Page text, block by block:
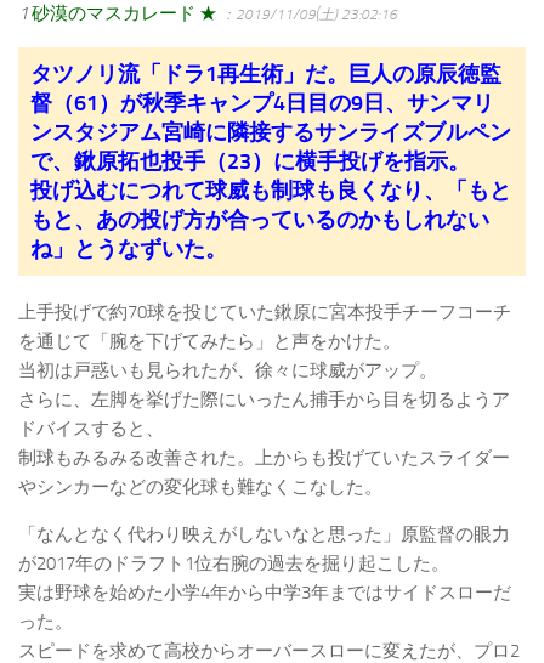
1砂漠のマスカレード ★ ：2019/11/09(土) 23:02:16
タツノリ流「ドラ1再生術」だ。巨人の原辰徳監
督（61）が秋季キャンプ4日目の9日、サンマリ
ンスタジアム宮崎に隣接するサンライズブルペン
で、鍬原拓也投手（23）に横手投げを指示。
投げ込むにつれて球威も制球も良くなり、「もと
もと、あの投げ方が合っているのかもしれない
ね」とうなずいた。
上手投げで約70球を投じていた鍬原に宮本投手チーフコーチ
を通じて「腕を下げてみたら」と声をかけた。
当初は戸惑いも見られたが、徐々に球威がアップ。
さらに、左脚を挙げた際にいったん捕手から目を切るようア
ドバイスすると、
制球もみるみる改善された。上からも投げていたスライダー
やシンカーなどの変化球も難なくこなした。
「なんとなく代わり映えがしないなと思った」原監督の眼力
が2017年のドラフト1位右腕の過去を掘り起こした。
実は野球を始めた小学4年から中学3年まではサイドスローだ
った。
スピードを求めて高校からオーバースローに変えたが、プロ2